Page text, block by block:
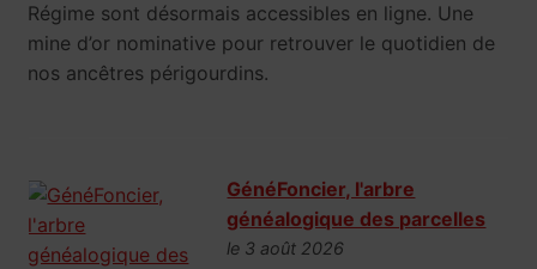
Régime sont désormais accessibles en ligne. Une
mine d’or nominative pour retrouver le quotidien de
nos ancêtres périgourdins.
GénéFoncier, l'arbre
généalogique des parcelles
le 3 août 2026